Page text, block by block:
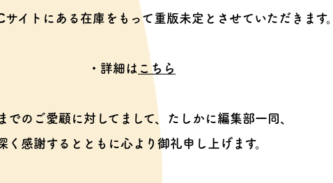
サイトにある在庫をもって重版未定とさせていただきます。
・詳細は こちら
でのご愛顧に対してまして、
たしかに編集部一同、
く感謝するとともに心より御礼申し上げます。